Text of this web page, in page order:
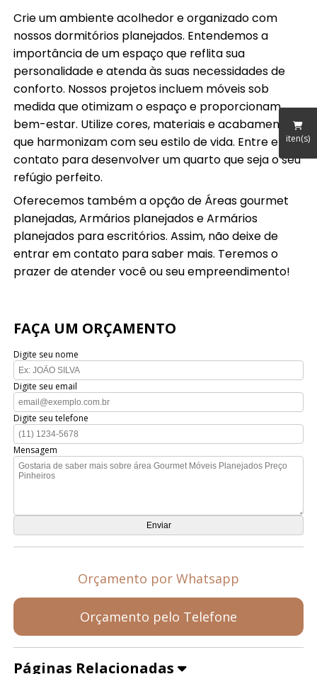
iten(s)
Crie um ambiente acolhedor e organizado com
nossos dormitórios planejados. Entendemos a
importância de um espaço que reflita sua
personalidade e atenda às suas necessidades de
conforto. Nossos projetos incluem móveis sob
medida que otimizam o espaço e proporcionam
bem-estar. Utilize cores, materiais e acabamentos
que harmonizam com seu estilo de vida. Entre em
contato para desenvolver um quarto que seja o seu
refúgio perfeito.
Oferecemos também a opção de Áreas gourmet
planejadas, Armários planejados e Armários
planejados para escritórios. Assim, não deixe de
entrar em contato para saber mais. Teremos o
prazer de atender você ou seu empreendimento!
FAÇA UM ORÇAMENTO
Digite seu nome
Digite seu email
Digite seu telefone
Mensagem
Orçamento por Whatsapp
Orçamento pelo Telefone
Páginas Relacionadas